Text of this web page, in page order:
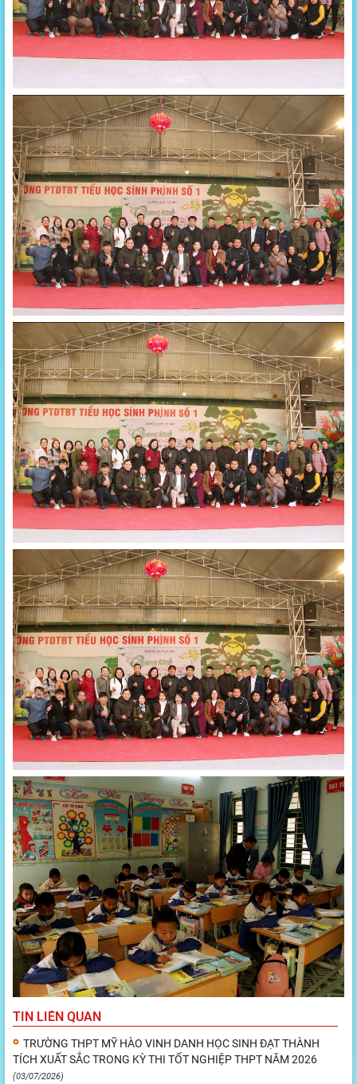
TIN LIÊN QUAN
TRƯỜNG THPT MỸ HÀO VINH DANH HỌC SINH ĐẠT THÀNH
TÍCH XUẤT SẮC TRONG KỲ THI TỐT NGHIỆP THPT NĂM 2026
(03/07/2026)